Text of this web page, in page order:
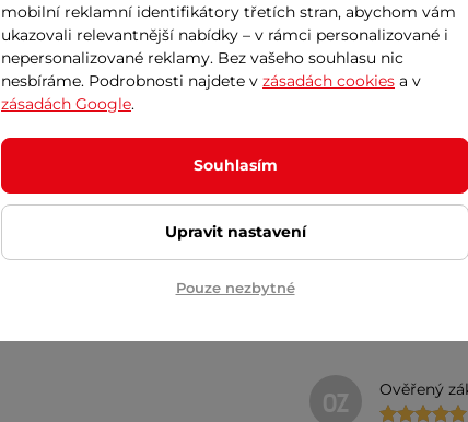
- popruh pro
OZ
Slouží jak má. Do
potřeboval jsem
malinko měkčí, ale
Vyhovuje mi i rozměr.
OZ Ověřený
mobilní reklamní identifikátory třetích stran, abychom vám
ukazovali relevantnější nabídky – v rámci personalizované i
nepersonalizované reklamy. Bez vašeho souhlasu nic
nesbíráme. Podrobnosti najdete v zásadách cookies a v
zásadách Google.
Souhlasím
Upravit nastavení
Pouze nezbytné